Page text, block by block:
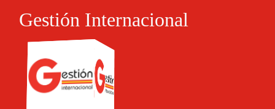
Gestión Internacional